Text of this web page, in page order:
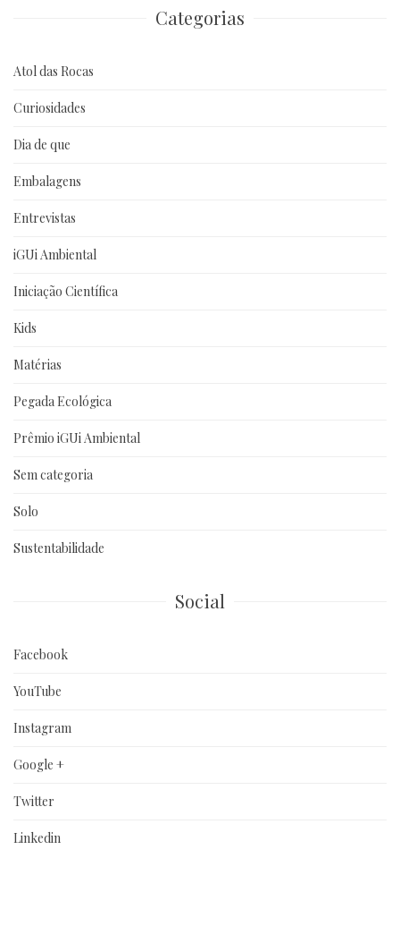
Categorias
Atol das Rocas
Curiosidades
Dia de que
Embalagens
Entrevistas
iGUi Ambiental
Iniciação Científica
Kids
Matérias
Pegada Ecológica
Prêmio iGUi Ambiental
Sem categoria
Solo
Sustentabilidade
Social
Facebook
YouTube
Instagram
Google +
Twitter
Linkedin